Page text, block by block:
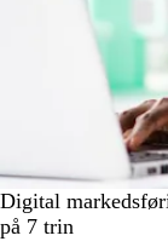
Digital
på 7 trin